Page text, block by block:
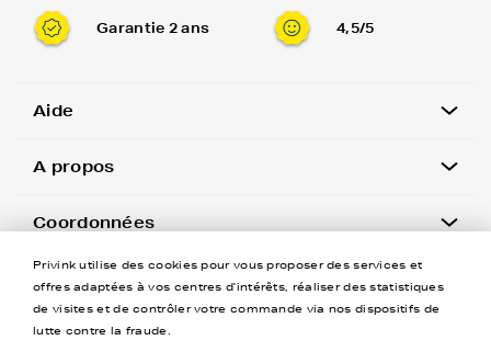
Garantie 2 ans 4,5/5
Aide
A propos
Coordonnées
Newsletter
Privink utilise des cookies pour vous proposer des services et
offres adaptées à vos centres d'intérêts, réaliser des statistiques
de visites et de contrôler votre commande via nos dispositifs de
lutte contre la fraude.